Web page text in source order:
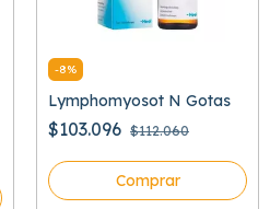
-8%
Lymphomyosot N Gotas
$103.096 $112.060
Comprar